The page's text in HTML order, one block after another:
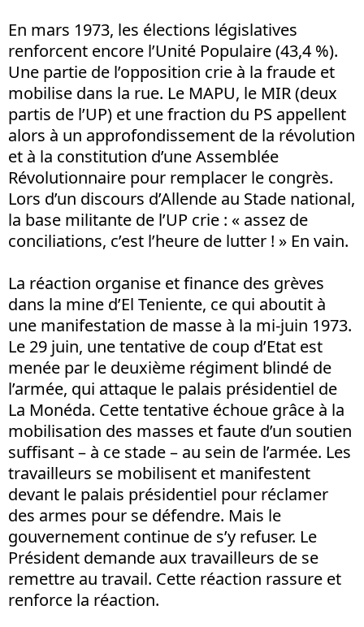
En mars 1973, les élections législatives
renforcent encore l’Unité Populaire (43,4 %).
Une partie de l’opposition crie à la fraude et
mobilise dans la rue. Le MAPU, le MIR (deux
partis de l’UP) et une fraction du PS appellent
alors à un approfondissement de la révolution
et à la constitution d’une Assemblée
Révolutionnaire pour remplacer le congrès.
Lors d’un discours d’Allende au Stade national,
la base militante de l’UP crie : « assez de
conciliations, c’est l’heure de lutter ! » En vain.
La réaction organise et finance des grèves
dans la mine d’El Teniente, ce qui aboutit à
une manifestation de masse à la mi-juin 1973.
Le 29 juin, une tentative de coup d’Etat est
menée par le deuxième régiment blindé de
l’armée, qui attaque le palais présidentiel de
La Monéda. Cette tentative échoue grâce à la
mobilisation des masses et faute d’un soutien
suffisant – à ce stade – au sein de l’armée. Les
travailleurs se mobilisent et manifestent
devant le palais présidentiel pour réclamer
des armes pour se défendre. Mais le
gouvernement continue de s’y refuser. Le
Président demande aux travailleurs de se
remettre au travail. Cette réaction rassure et
renforce la réaction.